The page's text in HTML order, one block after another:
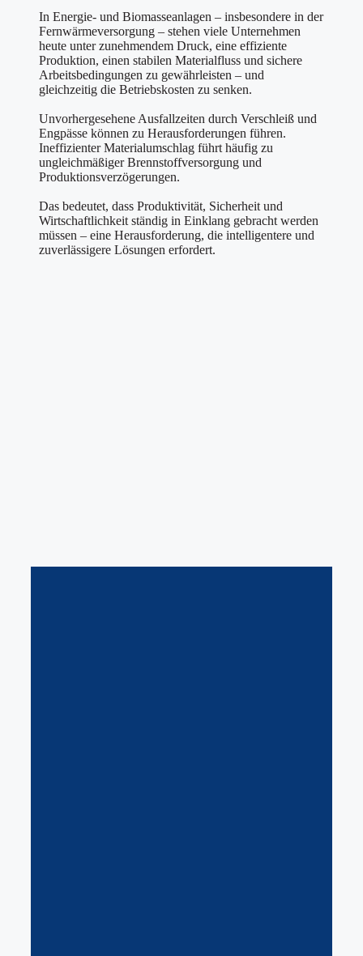
In Energie- und Biomasseanlagen – insbesondere in der
Fernwärmeversorgung – stehen viele Unternehmen
heute unter zunehmendem Druck, eine effiziente
Produktion, einen stabilen Materialfluss und sichere
Arbeitsbedingungen zu gewährleisten – und
gleichzeitig die Betriebskosten zu senken.
Unvorhergesehene Ausfallzeiten durch Verschleiß und
Engpässe können zu Herausforderungen führen.
Ineffizienter Materialumschlag führt häufig zu
ungleichmäßiger Brennstoffversorgung und
Produktionsverzögerungen.
Das bedeutet, dass Produktivität, Sicherheit und
Wirtschaftlichkeit ständig in Einklang gebracht werden
müssen – eine Herausforderung, die intelligentere und
zuverlässigere Lösungen erfordert.